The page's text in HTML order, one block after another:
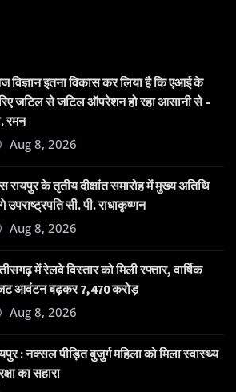
विज्ञान इतना विकास कर लिया है कि एआई के
जटिल से जटिल ऑपरेशन हो रहा आसानी से –
रमन
Aug 8, 2026
रायपुर के तृतीय दीक्षांत समारोह में मुख्य अतिथि
उपराष्ट्रपति सी. पी. राधाकृष्णन
Aug 8, 2026
में रेलवे विस्तार को मिली रफ्तार, वार्षिक
आवंटन बढ़कर 7,470 करोड़
Aug 8, 2026
: नक्सल पीड़ित बुजुर्ग महिला को मिला स्वास्थ्य
का सहारा